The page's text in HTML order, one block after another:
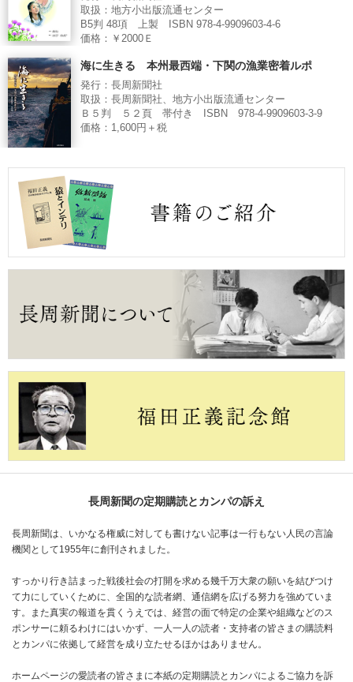
取扱：地方小出版流通センター
B5判 48項 上製 ISBN 978-4-9909603-4-6
価格：￥2000Ｅ
海に生きる 本州最西端・下関の漁業密着ルポ
発行：長周新聞社
取扱：長周新聞社、地方小出版流通センター
Ｂ５判 ５２頁 帯付き ISBN 978-4-9909603-3-9
価格：1,600円＋税
長周新聞の定期購読とカンパの訴え
長周新聞は、いかなる権威に対しても書けない記事は一行もない人民の言論
機関として1955年に創刊されました。
すっかり行き詰まった戦後社会の打開を求める幾千万大衆の願いを結びつけ
て力にしていくために、全国的な読者網、通信網を広げる努力を強めていま
す。また真実の報道を貫くうえでは、経営の面で特定の企業や組織などのス
ポンサーに頼るわけにはいかず、一人一人の読者・支持者の皆さまの購読料
とカンパに依拠して経営を成り立たせるほかはありません。
ホームページの愛読者の皆さまに本紙の定期購読とカンパによるご協力を訴